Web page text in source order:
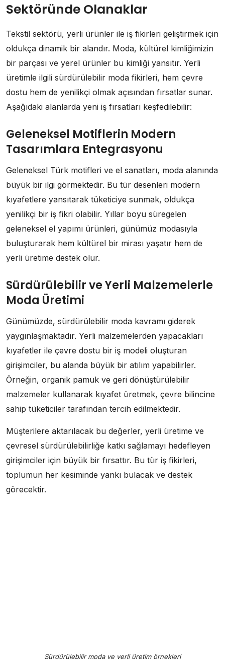
Sektöründe Olanaklar
Tekstil sektörü, yerli ürünler ile iş fikirleri geliştirmek için
oldukça dinamik bir alandır. Moda, kültürel kimliğimizin
bir parçası ve yerel ürünler bu kimliği yansıtır. Yerli
üretimle ilgili sürdürülebilir moda fikirleri, hem çevre
dostu hem de yenilikçi olmak açısından fırsatlar sunar.
Aşağıdaki alanlarda yeni iş fırsatları keşfedilebilir:
Geleneksel Motiflerin Modern
Tasarımlara Entegrasyonu
Geleneksel Türk motifleri ve el sanatları, moda alanında
büyük bir ilgi görmektedir. Bu tür desenleri modern
kıyafetlere yansıtarak tüketiciye sunmak, oldukça
yenilikçi bir iş fikri olabilir. Yıllar boyu süregelen
geleneksel el yapımı ürünleri, günümüz modasıyla
buluşturarak hem kültürel bir mirası yaşatır hem de
yerli üretime destek olur.
Sürdürülebilir ve Yerli Malzemelerle
Moda Üretimi
Günümüzde, sürdürülebilir moda kavramı giderek
yaygınlaşmaktadır. Yerli malzemelerden yapacakları
kıyafetler ile çevre dostu bir iş modeli oluşturan
girişimciler, bu alanda büyük bir atılım yapabilirler.
Örneğin, organik pamuk ve geri dönüştürülebilir
malzemeler kullanarak kıyafet üretmek, çevre bilincine
sahip tüketiciler tarafından tercih edilmektedir.
Müşterilere aktarılacak bu değerler, yerli üretime ve
çevresel sürdürülebilirliğe katkı sağlamayı hedefleyen
girişimciler için büyük bir fırsattır. Bu tür iş fikirleri,
toplumun her kesiminde yankı bulacak ve destek
görecektir.
Sürdürülebilir moda ve yerli üretim örnekleri